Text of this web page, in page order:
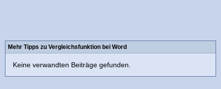
Mehr Tipps zu Vergleichsfunktion bei Word
Keine verwandten Beiträge gefunden.